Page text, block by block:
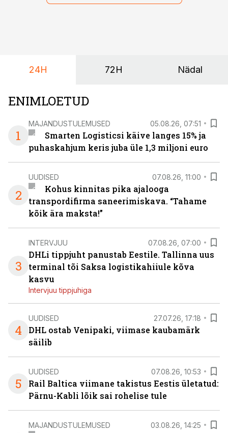
maailmameistrivõistlused.
24H 72H Nädal
ENIMLOETUD
1
MAJANDUSTULEMUSED 05.08.26, 07:51
Smarten Logisticsi käive langes 15% ja
puhaskahjum keris juba üle 1,3 miljoni euro
2
UUDISED 07.08.26, 11:00
Kohus kinnitas pika ajalooga
transpordifirma saneerimiskava. “Tahame
kõik ära maksta!”
3
INTERVJUU 07.08.26, 07:00
DHLi tippjuht panustab Eestile. Tallinna uus
terminal tõi Saksa logistikahiiule kõva
kasvu
Intervjuu tippjuhiga
4
UUDISED 27.07.26, 17:18
DHL ostab Venipaki, viimase kaubamärk
säilib
5
UUDISED 07.08.26, 10:53
Rail Baltica viimane takistus Eestis ületatud:
Pärnu-Kabli lõik sai rohelise tule
MAJANDUSTULEMUSED 03.08.26, 14:25